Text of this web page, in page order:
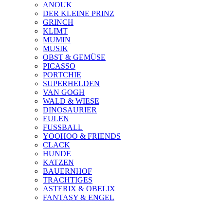
ANOUK
DER KLEINE PRINZ
GRINCH
KLIMT
MUMIN
MUSIK
OBST & GEMÜSE
PICASSO
PORTCHIE
SUPERHELDEN
VAN GOGH
WALD & WIESE
DINOSAURIER
EULEN
FUSSBALL
YOOHOO & FRIENDS
CLACK
HUNDE
KATZEN
BAUERNHOF
TRACHTIGES
ASTERIX & OBELIX
FANTASY & ENGEL